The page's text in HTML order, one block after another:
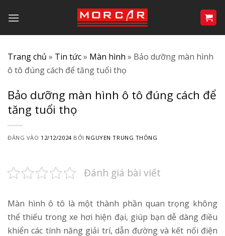
qua
nội
Trang chủ » Tin tức» Màn hình » Bảo dưỡng màn hình
ô tô đúng cách để tăng tuổi thọ
Bảo dưỡng màn hình ô tô đúng cách để
tăng tuổi thọ
ĐĂNG VÀO 12/12/2024 BỞI NGUYEN TRUNG THÔNG
Đánh giá bài viết
Màn hình ô tô là một thành phần quan trọng không
thể thiếu trong xe hơi hiện đại, giúp bạn dễ dàng điều
khiển các tính năng giải trí, dẫn đường và kết nối điện